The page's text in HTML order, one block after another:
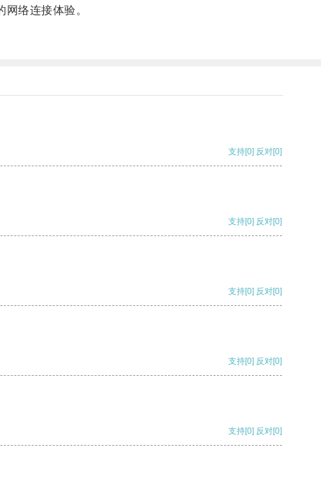
络连接体验。
支持[0] 反对[0]
支持[0] 反对[0]
支持[0] 反对[0]
支持[0] 反对[0]
支持[0] 反对[0]